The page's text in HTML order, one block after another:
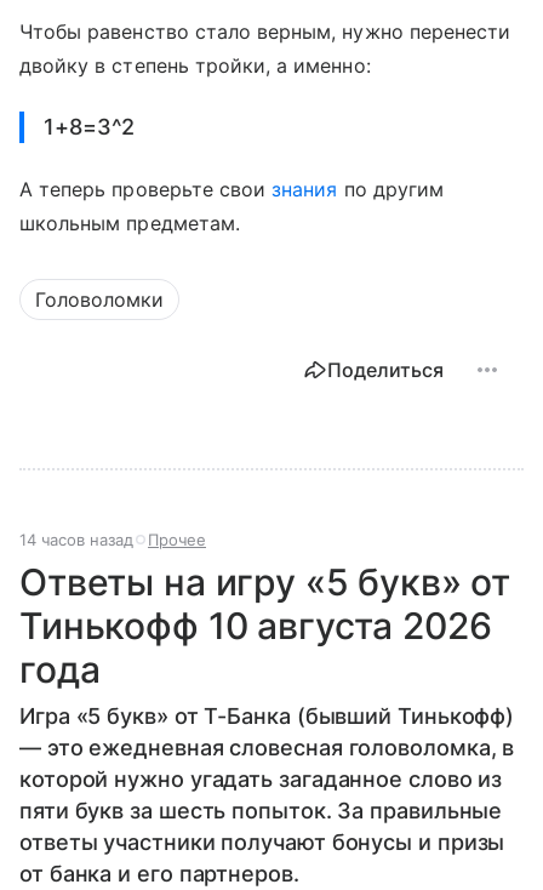
Чтобы равенство стало верным, нужно перенести
двойку в степень тройки, а именно:
1+8=3^2
А теперь проверьте своизнания по другим
школьным предметам.
Головоломки
Поделиться
14 часов назад Прочее
Ответы на игру «5 букв» от
Тинькофф 10 августа 2026
года
Игра «5 букв» от Т-Банка (бывший Тинькофф)
— это ежедневная словесная головоломка, в
которой нужно угадать загаданное слово из
пяти букв за шесть попыток. За правильные
ответы участники получают бонусы и призы
от банка и его партнеров.